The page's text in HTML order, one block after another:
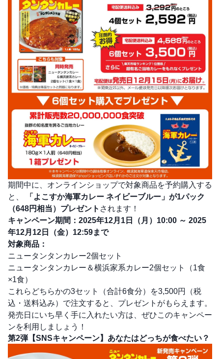
期間中に、オンラインショップで対象商品を予約購入する
と、
「よこすか海軍カレー ネイビーブルー」が1パック
（648円相当）プレゼント されます！
キャンペーン期間：2025年12月1日（月）10:00 ～ 2025
年12月12日（金）12:59まで
対象商品：
ニュータンタンカレー2個セット
ニュータンタンカレー＆横浜家系カレー2個セット（1食
×1食）
これらどちらかの3セット（合計6食分）を3,500円（税
込・送料込み）で注文すると、プレゼントがもらえます。
発売日にいち早く手に入れたい方は、ぜひこのキャンペー
ンを利用しましょう！
第2弾【SNSキャンペーン】あなたはどっちが食べたい？